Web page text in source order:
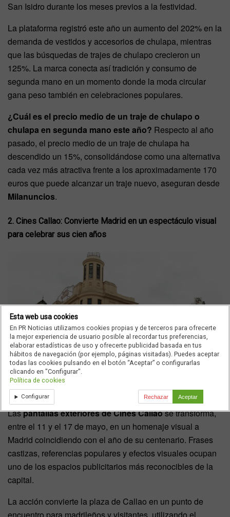
San Isidro durante los meses previos a la festividad.
La plataforma registró este año un aumento del 202% en la
demanda de vestidos y accesorios de chulapa, mientras
que las búsquedas de trajes de chulapo crecieron un
125%. La marca conecta así tradición y consumo de
segunda mano en un momento donde la moda circular
gana peso también en celebraciones populares.
¿Cuál es el precio medio de un traje de chulapo o
chulapa en segunda mano este año? Respecto al año
pasado, el precio medio de un traje de chulapa ha
descendido un 15%, consolidándose como una alternativa
cada vez más atractiva frente a los aproximadamente 170
euros que puede alcanzar un traje nuevo, aseguran desde
Milanuncios.
2. Cines Callao: Convierte Madrid en un espectáculo visual
para celebrar sus cien años
Laspantallas exteriores de Cines Callaose transforma,
entre el 11 y el 17 de mayo, en un homenaje visual a
Madrid coincidiendo con el año de su centenario. Frases
castizas, referencias populares y efectos visuales ocupan
uno de los espacios publicitarios más reconocibles de la
capital.
La acción convierte la plaza de Callao en un punto de
Esta web usa cookies
En PR Noticias utilizamos cookies propias y de terceros para ofrecerte
la mejor experiencia de usuario posible al recordar tus preferencias,
elaborar estadísticas de uso y ofrecerte publicidad basada en tus
hábitos de navegación (por ejemplo, páginas visitadas). Puedes aceptar
todas las cookies pulsando en el botón “Aceptar” o configurarlas
clicando en "Configurar".
Política de cookies
Configurar Rechazar Aceptar